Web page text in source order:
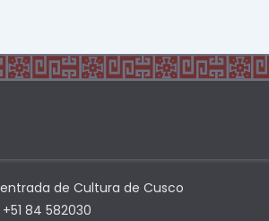
de Cultura de Cusco
84 582030